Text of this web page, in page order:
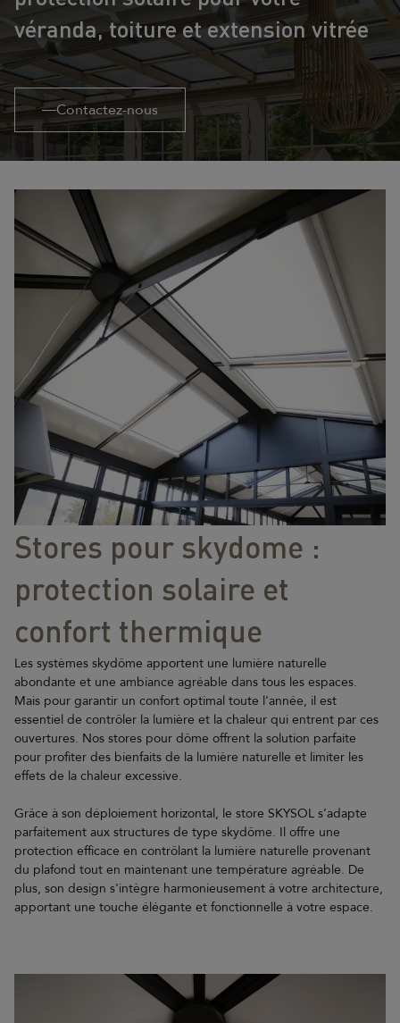
véranda, toiture et extension vitrée
Contactez-nous
Stores pour skydome :
protection solaire et
confort thermique
Les systèmes skydôme apportent une lumière naturelle
abondante et une ambiance agréable dans tous les espaces.
Mais pour garantir un confort optimal toute l'année, il est
essentiel de contrôler la lumière et la chaleur qui entrent par ces
ouvertures. Nos stores pour dôme offrent la solution parfaite
pour profiter des bienfaits de la lumière naturelle et limiter les
effets de la chaleur excessive.
Grâce à son déploiement horizontal, le store SKYSOL s’adapte
parfaitement aux structures de type skydôme. Il offre une
protection efficace en contrôlant la lumière naturelle provenant
du plafond tout en maintenant une température agréable. De
plus, son design s'intègre harmonieusement à votre architecture,
apportant une touche élégante et fonctionnelle à votre espace.